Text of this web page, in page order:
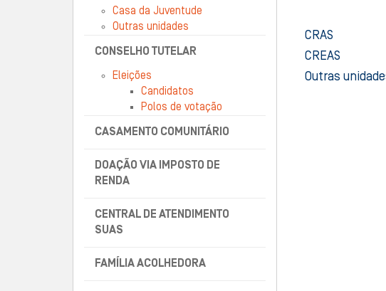
Casa da Juventude
Outras unidades
CONSELHO TUTELAR
Eleições
Candidatos
Polos de votação
CASAMENTO COMUNITÁRIO
DOAÇÃO VIA IMPOSTO DE
RENDA
CENTRAL DE ATENDIMENTO
SUAS
FAMÍLIA ACOLHEDORA
CRAS
CREAS
Outras